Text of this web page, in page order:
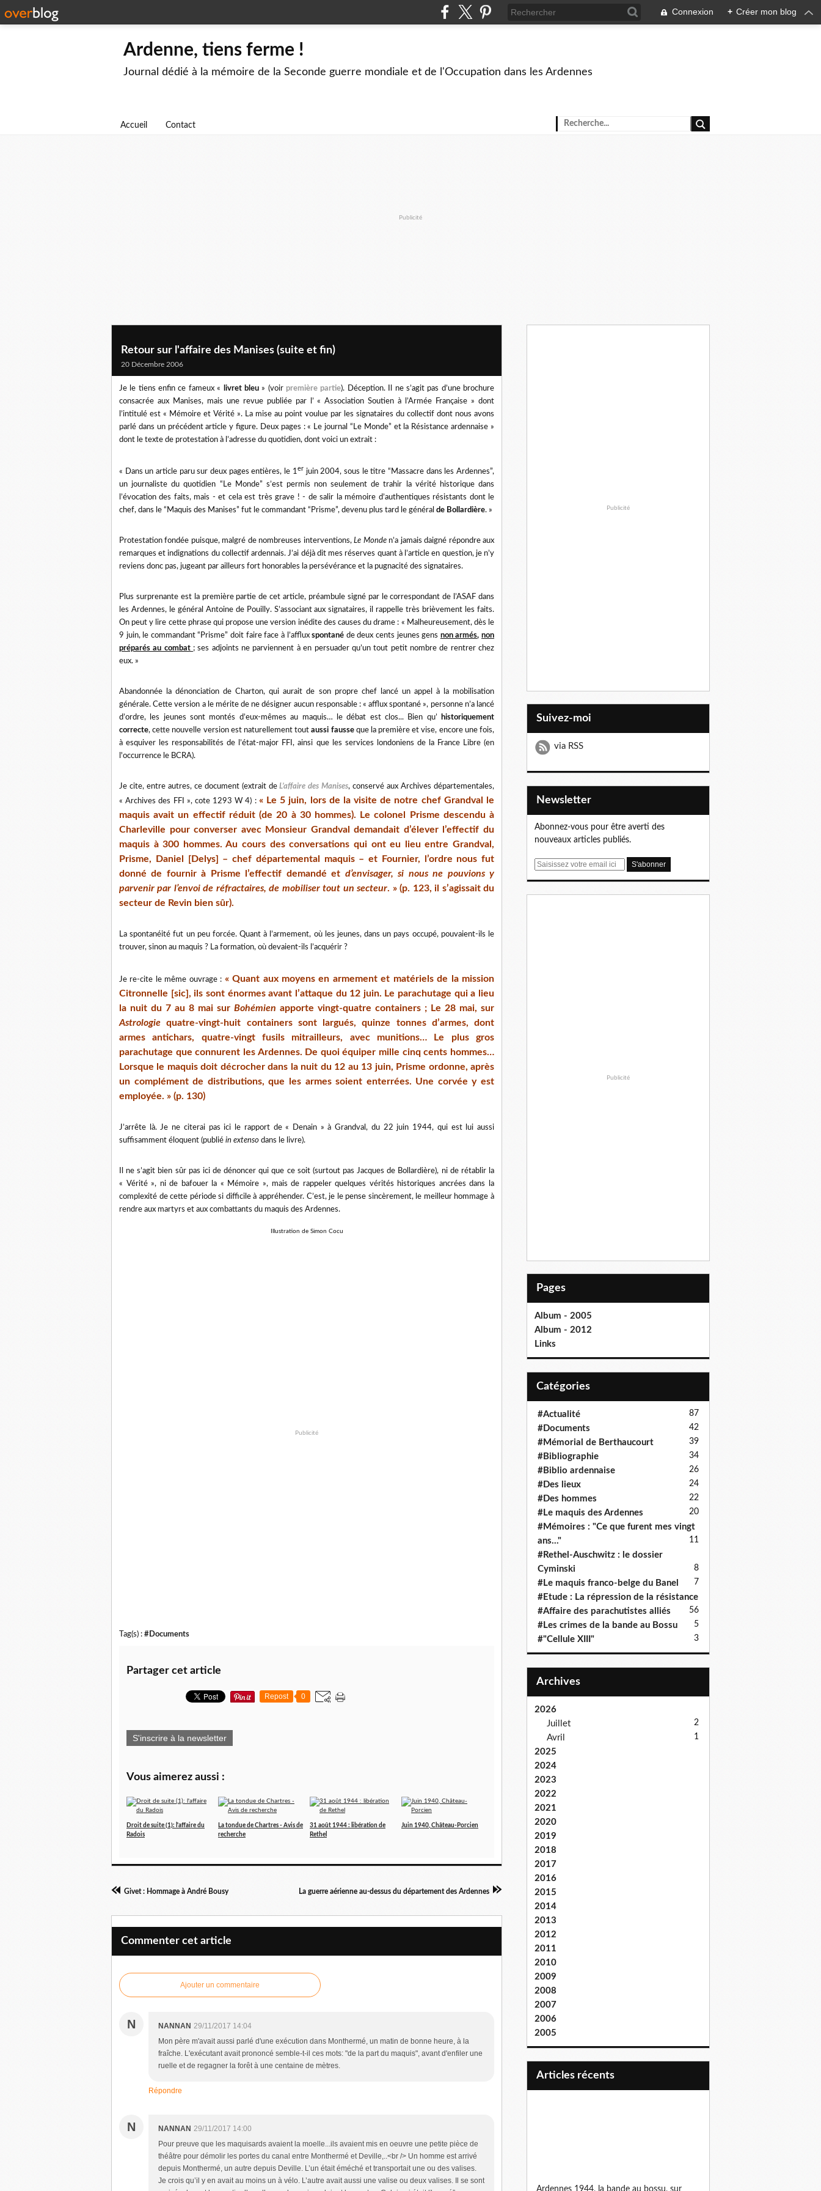
Connexion + Créer mon blog
Ardenne, tiens ferme !
Journal dédié à la mémoire de la Seconde guerre mondiale et de l'Occupation dans les Ardennes
Accueil Contact
Publicité
Retour sur l'affaire des Manises (suite et fin)
20 Décembre 2006
Je le tiens enfin ce fameux « livret bleu» (voir première partie). Déception. Il ne s’agit pas d’une brochure
consacrée aux Manises, mais une revue publiée par l’ « Association Soutien à l’Armée Française » dont
l’intitulé est « Mémoire et Vérité ». La mise au point voulue par les signataires du collectif dont nous avons
parlé dans un précédent article y figure. Deux pages : « Le journal “Le Monde” et la Résistance ardennaise »
dont le texte de protestation à l’adresse du quotidien, dont voici un extrait :
« Dans un article paru sur deux pages entières, le 1er juin 2004, sous le titre “Massacre dans les Ardennes”,
un journaliste du quotidien “Le Monde” s’est permis non seulement de trahir la vérité historique dans
l’évocation des faits, mais - et cela est très grave ! - de salir la mémoire d’authentiques résistants dont le
chef, dans le “Maquis des Manises” fut le commandant “Prisme”, devenu plus tard le général de Bollardière. »
Protestation fondée puisque, malgré de nombreuses interventions,Le Monden’a jamais daigné répondre aux
remarques et indignations du collectif ardennais. J’ai déjà dit mes réserves quant à l’article en question, je n’y
reviens donc pas, jugeant par ailleurs fort honorables la persévérance et la pugnacité des signataires.
Plus surprenante est la première partie de cet article, préambule signé par le correspondant de l’ASAF dans
les Ardennes, le général Antoine de Pouilly. S’associant aux signataires, il rappelle très brièvement les faits.
On peut y lire cette phrase qui propose une version inédite des causes du drame : « Malheureusement, dès le
9 juin, le commandant “Prisme” doit faire face à l’affluxspontané de deux cents jeunes gens non armés,non
préparés au combat ; ses adjoints ne parviennent à en persuader qu’un tout petit nombre de rentrer chez
eux. »
Abandonnée la dénonciation de Charton, qui aurait de son propre chef lancé un appel à la mobilisation
générale. Cette version a le mérite de ne désigner aucun responsable : « afflux spontané », personne n’a lancé
d’ordre, les jeunes sont montés d’eux-mêmes au maquis… le débat est clos... Bien qu’
historiquement
correcte, cette nouvelle version est naturellement toutaussi fausseque la première et vise, encore une fois,
à esquiver les responsabilités de l’état-major FFI, ainsi que les services londoniens de la France Libre (en
l'occurrence le BCRA).
Je cite, entre autres, ce document (extrait deL’affaire des Manises, conservé aux Archives départementales,
« Archives des FFI », cote 1293 W 4) : « Le 5 juin, lors de la visite de notre chef Grandval le
maquis avait un effectif réduit (de 20 à 30 hommes). Le colonel Prisme descendu à
Charleville pour converser avec Monsieur Grandval demandait d’élever l’effectif du
maquis à 300 hommes. Au cours des conversations qui ont eu lieu entre Grandval,
Prisme, Daniel [Delys] – chef départemental maquis – et Fournier, l’ordre nous fut
donné de fournir à Prisme l’effectif demandé et d’envisager, si nous ne pouvions y
parvenir par l’envoi de réfractaires, de mobiliser tout un secteur. » (p. 123, il s’agissait du
secteur de Revin bien sûr).
La spontanéité fut un peu forcée. Quant à l’armement, où les jeunes, dans un pays occupé, pouvaient-ils le
trouver, sinon au maquis ? La formation, où devaient-ils l’acquérir ?
Je re-cite le même ouvrage : « Quant aux moyens en armement et matériels de la mission
Citronnelle [sic], ils sont énormes avant l’attaque du 12 juin. Le parachutage qui a lieu
la nuit du 7 au 8 mai sur Bohémien apporte vingt-quatre containers ; Le 28 mai, sur
Astrologie quatre-vingt-huit containers sont largués, quinze tonnes d’armes, dont
armes antichars, quatre-vingt fusils mitrailleurs, avec munitions… Le plus gros
parachutage que connurent les Ardennes. De quoi équiper mille cinq cents hommes…
Lorsque le maquis doit décrocher dans la nuit du 12 au 13 juin, Prisme ordonne, après
un complément de distributions,que les armes soient enterrées. Une corvée y est
employée. » (p. 130)
J’arrête là. Je ne citerai pas ici le rapport de « Denain » à Grandval, du 22 juin 1944, qui est lui aussi
suffisamment éloquent (publié in extenso dans le livre).
Il ne s’agit bien sûr pas ici de dénoncer qui que ce soit (surtout pas Jacques de Bollardière), ni de rétablir la
« Vérité », ni de bafouer la « Mémoire », mais de rappeler quelques vérités historiques ancrées dans la
complexité de cette période si difficile à appréhender. C’est, je le pense sincèrement, le meilleur hommage à
rendre aux martyrs et aux combattants du maquis des Ardennes.
Illustration de Simon Cocu
Publicité
Tag(s) : #Documents
Partager cet article
Repost 0
S'inscrire à la newsletter
Vous aimerez aussi :
Droit de suite (1): l'affaire du
Radois
La tondue de Chartres - Avis de
recherche
31 août 1944 : libération de
Rethel
Juin 1940, Château-Porcien
Givet : Hommage à André Bousy La guerre aérienne au-dessus du département des Ardennes
Commenter cet article
Ajouter un commentaire
N NANNAN 29/11/2017 14:04
Mon père m'avait aussi parlé d'une exécution dans Monthermé, un matin de bonne heure, à la
fraîche. L'exécutant avait prononcé semble-t-il ces mots: "de la part du maquis", avant d'enfiler une
ruelle et de regagner la forêt à une centaine de mètres.
Répondre
N NANNAN 29/11/2017 14:00
Pour preuve que les maquisards avaient la moelle...ils avaient mis en oeuvre une petite pièce de
théâtre pour démolir les portes du canal entre Monthermé et Deville,..<br /> Un homme est arrivé
depuis Monthermé, un autre depuis Deville. L’un était éméché et transportait une ou des valises.
Je crois qu’il y en avait au moins un à vélo. L’autre avait aussi une valise ou deux valises. Il se sont
Publicité
Suivez-moi
via RSS
Newsletter
Abonnez-vous pour être averti des
nouveaux articles publiés.
E
Publicité
Pages
Album - 2005
Album - 2012
Links
Catégories
#Actualité 87
#Documents 42
#Mémorial de Berthaucourt 39
#Bibliographie 34
#Biblio ardennaise 26
#Des lieux 24
#Des hommes 22
#Le maquis des Ardennes 20
#Mémoires : "Ce que furent mes vingt
ans..."
11
#Rethel-Auschwitz : le dossier
Cyminski
8
#Le maquis franco-belge du Banel 7
#Etude : La répression de la résistance
6
#Affaire des parachutistes alliés 5
#Les crimes de la bande au Bossu 5
#"Cellule XIII" 3
Archives
2026
Juillet
2
Avril 1
2025
2024
2023
2022
2021
2020
2019
2018
2017
2016
2015
2014
2013
2012
2011
2010
2009
2008
2007
2006
2005
articles récents
ardennes 1944, la bande au bossu, sur